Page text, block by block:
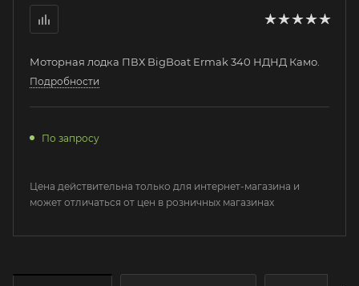
Моторная лодка ПВХ BigBoat Ermak 340 НДНД Камо.
Подробности
По запросу
Цена действительна только для интернет-магазина и
может отличаться от цен в розничных магазинах